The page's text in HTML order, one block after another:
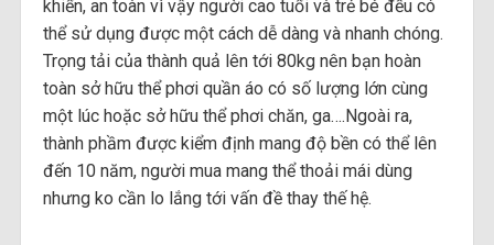
khiển, an toàn vì vậy người cao tuổi và trẻ bé đều có
thể sử dụng được một cách dễ dàng và nhanh chóng.
Trọng tải của thành quả lên tới 80kg nên bạn hoàn
toàn sở hữu thể phơi quần áo có số lượng lớn cùng
một lúc hoặc sở hữu thể phơi chăn, ga….Ngoài ra,
thành phầm được kiểm định mang độ bền có thể lên
đến 10 năm, người mua mang thể thoải mái dùng
nhưng ko cần lo lắng tới vấn đề thay thế hệ.